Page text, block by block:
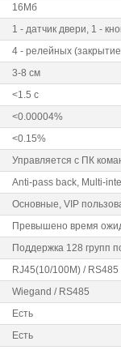
16Мб
1 - датчик двери, 1 -
4 - релейных (закрытие
3-8 см
<1.5 c
<0.00004%
<0.15%
Управляется с ПК
Anti-pass back, Multi-
Основные, VIP
Превышено время
Поддержка 128 групп
RJ45(10/100M) / RS485
Wiegand / RS485
Есть
Есть